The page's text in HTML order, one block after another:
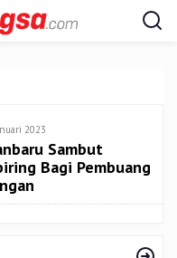
2023
Sambut
Bagi Pembuang